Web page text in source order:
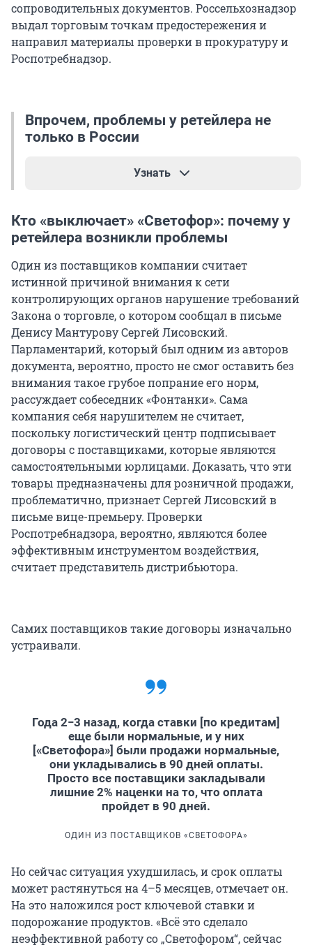
сопроводительных документов. Россельхознадзор
выдал торговым точкам предостережения и
направил материалы проверки в прокуратуру и
Роспотребнадзор.
Впрочем, проблемы у ретейлера не
только в России
Узнать
которая также принадлежит семье Шнайдер,
сообщают местные СМИ.
Кто «выключает» «Светофор»: почему у
ретейлера возникли проблемы
Один из поставщиков компании считает
истинной причиной внимания к сети
контролирующих органов нарушение требований
Закона о торговле, о котором сообщал в письме
Денису Мантурову Сергей Лисовский.
Парламентарий, который был одним из авторов
документа, вероятно, просто не смог оставить без
внимания такое грубое попрание его норм,
рассуждает собеседник «Фонтанки». Сама
компания себя нарушителем не считает,
поскольку логистический центр подписывает
договоры с поставщиками, которые являются
самостоятельными юрлицами. Доказать, что эти
товары предназначены для розничной продажи,
проблематично, признает Сергей Лисовский в
письме вице-премьеру. Проверки
Роспотребнадзора, вероятно, являются более
эффективным инструментом воздействия,
считает представитель дистрибьютора.
Самих поставщиков такие договоры изначально
устраивали.
Года 2−3 назад, когда ставки [по кредитам]
еще были нормальные, и у них
[«Светофора»] были продажи нормальные,
они укладывались в 90 дней оплаты.
Просто все поставщики закладывали
лишние 2% наценки на то, что оплата
пройдет в 90 дней.
ОДИН ИЗ ПОСТАВЩИКОВ «СВЕТОФОРА»
Но сейчас ситуация ухудшилась, и срок оплаты
может растянуться на 4–5 месяцев, отмечает он.
На это наложился рост ключевой ставки и
подорожание продуктов. «Всё это сделало
неэффективной работу со „Светофором“, сейчас